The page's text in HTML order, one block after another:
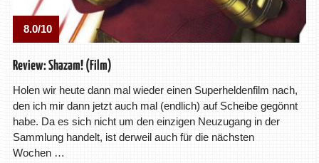
8.0/10
Review: Shazam! (Film)
Holen wir heute dann mal wieder einen Superheldenfilm nach,
den ich mir dann jetzt auch mal (endlich) auf Scheibe gegönnt
habe. Da es sich nicht um den einzigen Neuzugang in der
Sammlung handelt, ist derweil auch für die nächsten
Wochen …